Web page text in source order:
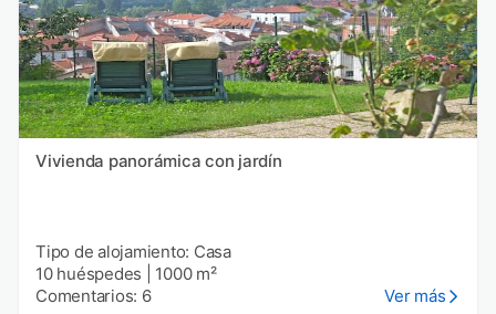
Vivienda panorámica con jardín
Tipo de alojamiento: Casa
10 huéspedes
1000 m²
Comentarios: 6
Ver más